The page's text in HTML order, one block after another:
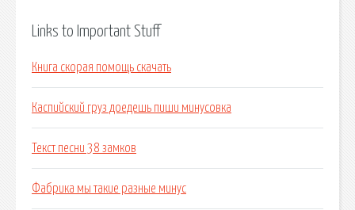
Links to Important Stuff
Книга скорая помощь скачать
Каспийский груз доедешь пиши минусовка
Текст песни 38 замков
Фабрика мы такие разные минус